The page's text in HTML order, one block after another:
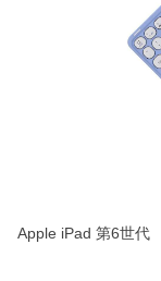
Apple iPad 第6世代